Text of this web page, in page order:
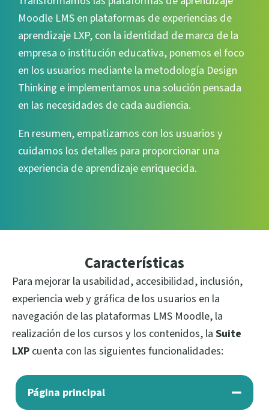
i
r
v
í
d
e
Moodle LMS en plataformas de experiencias de
aprendizaje LXP, con la identidad de marca de la
empresa o institución educativa, ponemos el foco
en los usuarios mediante la metodología Design
Thinking e implementamos una solución pensada
en las necesidades de cada audiencia.
En resumen, empatizamos con los usuarios y
cuidamos los detalles para proporcionar una
experiencia de aprendizaje enriquecida.
Características
Para mejorar la usabilidad, accesibilidad, inclusión,
experiencia web y gráfica de los usuarios en la
navegación de las plataformas LMS Moodle, la
realización de los cursos y los contenidos, laSuite
LXPcuenta con las siguientes funcionalidades:
Página principal